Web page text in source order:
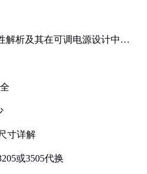
解析及其在可调电源设计中的
寸详解
或3505代换